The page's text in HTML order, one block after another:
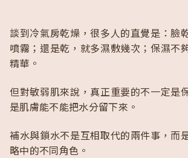
談到冷氣房乾燥，很多人的直覺是：臉
噴霧；還是乾，就多濕敷幾次；保濕不
精華。
但對敏弱肌來說，真正重要的不一定是
是肌膚能不能把水分留下來。
補水與鎖水不是互相取代的兩件事，而
略中的不同角色。